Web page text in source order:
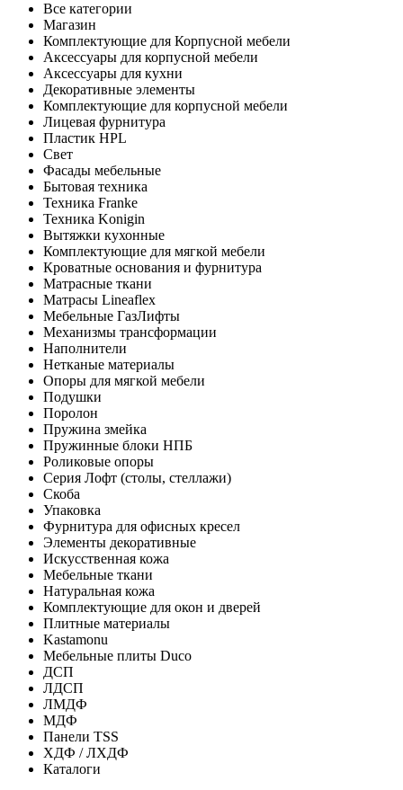
Все категории
Магазин
Комплектующие для Корпусной мебели
Аксессуары для корпусной мебели
Аксессуары для кухни
Декоративные элементы
Комплектующие для корпусной мебели
Лицевая фурнитура
Пластик HPL
Свет
Фасады мебельные
Бытовая техника
Техника Franke
Техника Konigin
Вытяжки кухонные
Комплектующие для мягкой мебели
Кроватные основания и фурнитура
Матрасные ткани
Матрасы Lineaflex
Мебельные ГазЛифты
Механизмы трансформации
Наполнители
Нетканые материалы
Опоры для мягкой мебели
Подушки
Поролон
Пружина змейка
Пружинные блоки НПБ
Роликовые опоры
Серия Лофт (столы, стеллажи)
Скоба
Упаковка
Фурнитура для офисных кресел
Элементы декоративные
Искусственная кожа
Мебельные ткани
Натуральная кожа
Комплектующие для окон и дверей
Плитные материалы
Kastamonu
Мебельные плиты Duco
ДСП
ЛДСП
ЛМДФ
МДФ
Панели TSS
ХДФ / ЛХДФ
Каталоги